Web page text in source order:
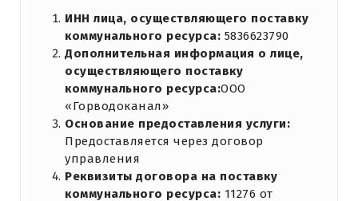
ИНН лица, осуществляющего поставку
коммунального ресурса: 5836623790
Дополнительная информация о лице,
осуществляющего поставку
коммунального ресурса:ООО
«Горводоканал»
Основание предоставления услуги:
Предоставляется через договор
управления
Реквизиты договора на поставку
коммунального ресурса: 11276 от